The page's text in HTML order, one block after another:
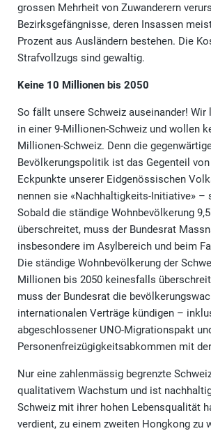
grossen Mehrheit von Zuwanderern
Bezirksgefängnisse, deren Insassen
Prozent aus Ausländern bestehen. Die
Strafvollzugs sind gewaltig.
Keine 10 Millionen bis 2050
So fällt unsere Schweiz auseinander! Wir
in einer 9-Millionen-Schweiz und wollen
Millionen-Schweiz. Denn die
Bevölkerungspolitik ist das Gegenteil
Eckpunkte unserer Eidgenössischen
nennen sie «Nachhaltigkeits-Initiative» –
Sobald die ständige Wohnbevölkerung
überschreitet, muss der Bundesrat
insbesondere im Asylbereich und beim
Die ständige Wohnbevölkerung der
Millionen bis 2050 keinesfalls
muss der Bundesrat die
internationalen Verträge kündigen –
abgeschlossener UNO-Migrationspakt
Personenfreizügigkeitsabkommen mit
Nur eine zahlenmässig begrenzte
qualitativem Wachstum und ist
Schweiz mit ihrer hohen Lebensqualität
verdient, zu einem zweiten Hongkong zu